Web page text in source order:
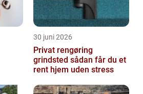
30 juni 2026
Privat rengøring
grindsted sådan får du et
rent hjem uden stress